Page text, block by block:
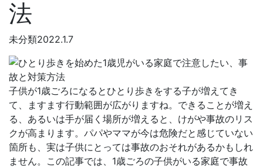
法
未分類2022.1.7
子供が1歳ごろになるとひとり歩きをする子が増えてき
て、ますます行動範囲が広がりますね。できることが増え
る、あるいは手が届く場所が増えると、けがや事故のリス
クが高まります。パパやママが今は危険だと感じていない
箇所も、実は子供にとっては事故のおそれがあるかもしれ
ません。この記事では、1歳ごろの子供がいる家庭で事故